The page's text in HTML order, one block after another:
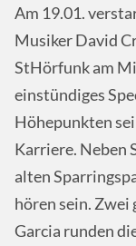
Am 19.01.
Musiker David
StHörfunk am
einstündiges
Höhepunkten
Karriere. Neben
alten
hören sein. Zwei
Garcia runden